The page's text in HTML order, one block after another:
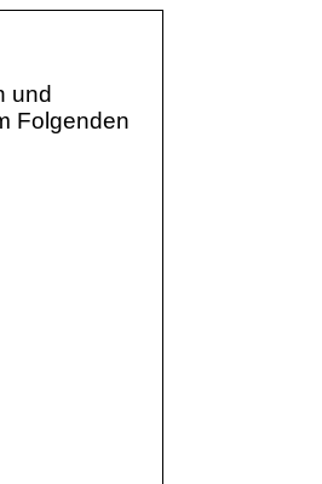
und
Folgenden